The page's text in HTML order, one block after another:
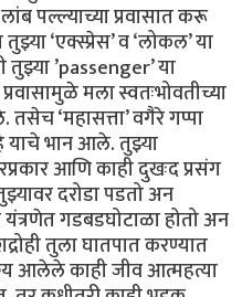
पल्ल्याच्या प्रवासात करू
‘एक्स्प्रेस’ व ‘लोकल’ या
’passenger’ या
मला स्वतःभोवतीच्या
‘महासत्ता’ वगैरे गप्पा
याचे भान आले. तुझ्या
आणि काही दुखःद प्रसंग
दरोडा पडतो अन
यंत्रणेत गडबडघोटाळा होतो अन
तुला घातपात करण्यात
आलेले काही जीव आत्महत्या